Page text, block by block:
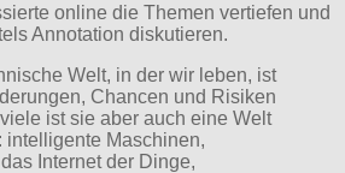
online die Themen vertiefen und
Annotation diskutieren.
Welt, in der wir leben, ist
Chancen und Risiken
ist sie aber auch eine Welt
intelligente Maschinen,
Internet der Dinge,